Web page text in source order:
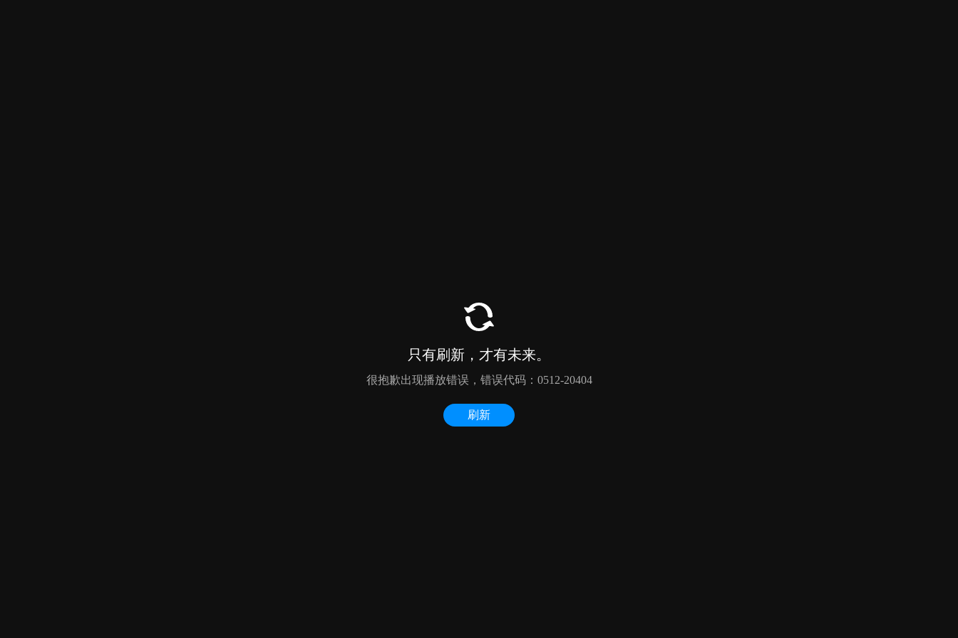
只有刷新，才有未来。
很抱歉出现播放错误，错误代码：0512-20404
刷新